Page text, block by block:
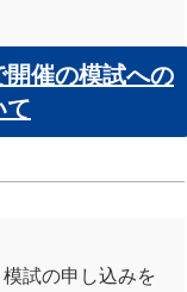
開催の模試への
て
試の申し込みを